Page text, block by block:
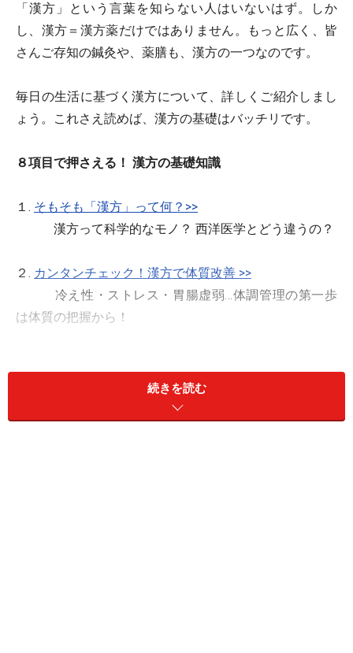
「漢方」という言葉を知らない人はいないはず。しか
し、漢方＝漢方薬だけではありません。もっと広く、皆
さんご存知の鍼灸や、薬膳も、漢方の一つなのです。
毎日の生活に基づく漢方について、詳しくご紹介しまし
ょう。これさえ読めば、漢方の基礎はバッチリです。
８項目で押さえる！ 漢方の基礎知識
１. そもそも「漢方」って何？>>
漢方って科学的なモノ？ 西洋医学とどう違うの？
２. カンタンチェック！漢方で体質改善 >>
冷え性・ストレス・胃腸虚弱…体調管理の第一歩
は体質の把握から！
漢方薬は飲みづらいと思っているとしたら、それ
続きを読む